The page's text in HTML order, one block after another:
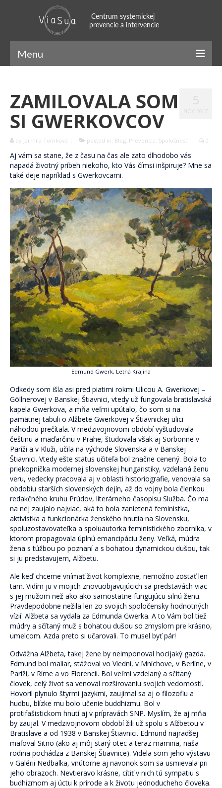
Menu
Náš príbeh
Náš tím
Systemický prístup
Naratívny prístup
SFBT
Mindfulness
Skupinová terapia
Terapeutické karty (P)o ceste k sebe.
Pocestník. Terapeutický denník.
Komunita Postmodernistov
Pomáhame
Ako pomáhame
Komu pomáhame
Oblasti pomoci
Skrotiť Draka
Linky
Kurzy
Pre verejnosť
Pre odborníkov
Pre školy a organizácie
Novinky
2% z daní pre ViaSua
Články
Blog
Blog Skrotiť Draka
Kontakt
ZAMILOVALA SOM
SI GWERKOVCOV
by Jarmila Tomková | posted in: Blog, Prevencia, Spoločnosť | 0
Aj vám sa stane, že z času na čas ale zato dlhodobo vás
napadá životný príbeh niekoho, kto Vás čímsi inšpiruje? Mne sa
také deje napríklad s Gwerkovcami.
Edmund Gwerk, Letná Krajina
Odkedy som išla asi pred piatimi rokmi Ulicou A. Gwerkovej –
Göllnerovej v Banskej Štiavnici, vtedy už fungovala bratislavská
kapela Gwerkova, a mňa veľmi upútalo, čo som si na
pamätnej tabuli o Alžbete Gwerkovej v Štiavnickej ulici
náhodou prečítala. V medzivojnovom období vyštudovala
češtinu a maďarčinu v Prahe, študovala však aj Sorbonne v
Paríži a v Kluži, učila na východe Slovenska a v Banskej
Štiavnici. Vtedy ešte status učiteľa bol značne cenený. Bola to
priekopníčka modernej slovenskej hungaristiky, vzdelaná ženu
veru, vedecky pracovala aj v oblasti historiografie, venovala sa
obdobiu starších slovenských dejín, až do vojny bola členkou
redakčného kruhu Prúdov, literárneho časopisu Služba. Čo ma
na nej zaujalo najviac, aká to bola zanietená feministka,
aktivistka a funkcionárka ženského hnutia na Slovensku,
spoluzostavovateľka a spoluautorka feministického zborníka, v
ktorom propagovala úplnú emancipáciu ženy. Veľká, múdra
žena s túžbou po poznaní a s bohatou dynamickou dušou, tak
si ju predstavujem, Alžbetu.
Ale keď chceme vnímať život komplexne, nemožno zostať len
tam. Vidím ju v mojich znovuobjavujúcich sa predstavách viac
s jej mužom než ako ako samostatne fungujúcu silnú ženu.
Pravdepodobne nežila len zo svojich spoločensky hodnotných
vízií. Alžbeta sa vydala za Edmunda Gwerka. A to Vám bol tiež
múdry a sčítaný muž s bohatou dušou so zmyslom pre krásno,
umelcom. Azda preto si učarovali. To musel byť pár!
Odvážna Alžbeta, takej žene by neimponoval hocijaký gazda.
Edmund bol maliar, stážoval vo Viedni, v Mníchove, v Berlíne, v
Paríži, v Ríme a vo Florencii. Bol veľmi vzdelaný a sčítaný
človek, celý život sa venoval rozširovaniu svojich vedomostí.
Hovoril plynulo štyrmi jazykmi, zaujímal sa aj o filozofiu a
hudbu, blízke mu bolo učenie buddhizmu. Bol v
protifašistickom hnutí aj v prípravách SNP. Myslím, že aj mňa
by zaujal. V medzivojnovom období žili už spolu s Alžbetou v
Bratislave a od 1938 v Banskej Štiavnici. Edmund najradšej
maľoval Sitno (ako aj môj starý otec a teraz mamina, naša
rodina pochádza z Banskej Štiavnice). Videla som jeho výstavu
v Galérii Nedbalka, vnútorne aj navonok som sa usmievala pri
jeho obrazoch. Nevtieravo krásne, cítiť v nich tú sympatiu s
budhizmom aj úctu k prírode a k životu jednoducheho človeka.